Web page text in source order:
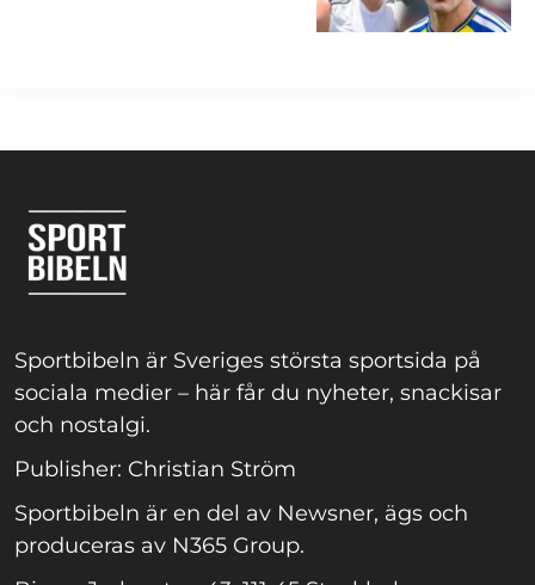
Sportbibeln är Sveriges största sportsida på
sociala medier – här får du nyheter, snackisar
och nostalgi.
Publisher: Christian Ström
Sportbibeln är en del av Newsner, ägs och
produceras av N365 Group.